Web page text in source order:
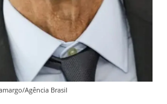
Agência Brasil